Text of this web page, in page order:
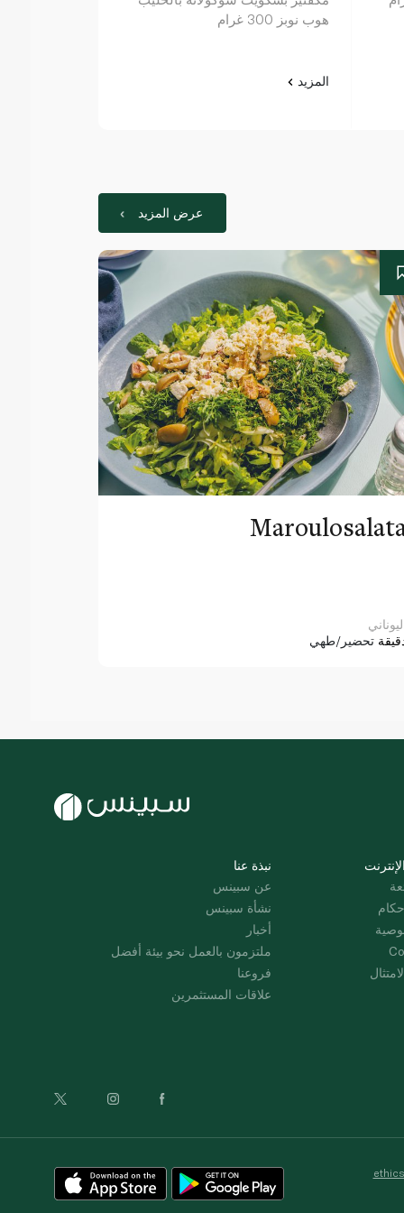
هوب نوبز 300 غرام
المزيد
عرض المزيد
تحضير/طهي
نبذة عنا
عن سبينس
نشأة سبينس
أخبار
ملتزمون بالعمل نحو بيئة أفضل
فروعنا
علاقات المستثمرين